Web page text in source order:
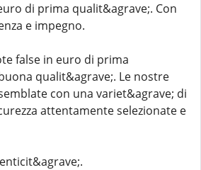
di prima qualit&agrave;. Con
e impegno.
false in euro di prima
qualit&agrave;. Le nostre
con una variet&agrave; di
attentamente selezionate e